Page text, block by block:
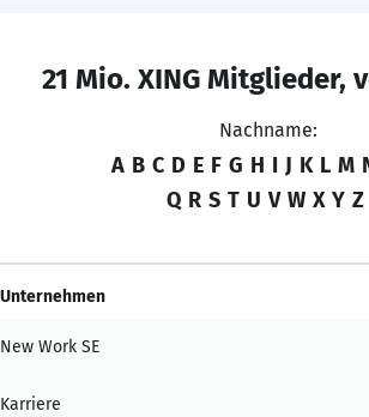
21 Mio. XING Mitglieder,
Nachname:
A B C D E F G H I J K L M
Q R S T U V W X Y Z
Unternehmen
New Work SE
Karriere